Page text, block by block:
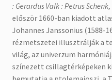
: Gerardus Valk : Petrus Schenk,
először 1660-ban kiadott
Johannes Janssonius (1588-
rézmetszetei illusztrálják a
világ, az univerzum
színezett csillagtérképeken